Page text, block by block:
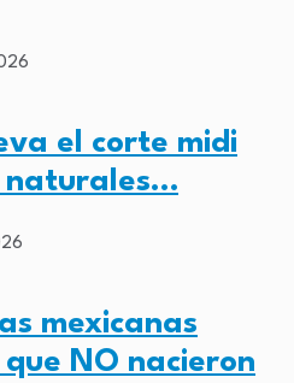
el corte midi
naturales…
mexicanas
NO nacieron